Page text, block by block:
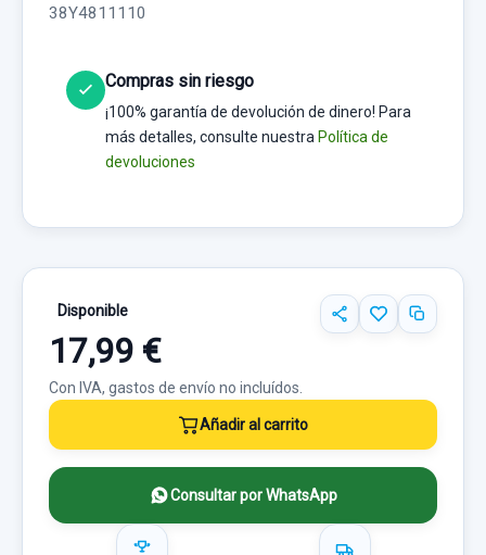
38Y4811110
Compras sin riesgo
¡100% garantía de devolución de dinero! Para
más detalles, consulte nuestra Política de
devoluciones
Disponible
17,99 €
Con IVA, gastos de envío no incluídos.
Añadir al carrito
Consultar por WhatsApp